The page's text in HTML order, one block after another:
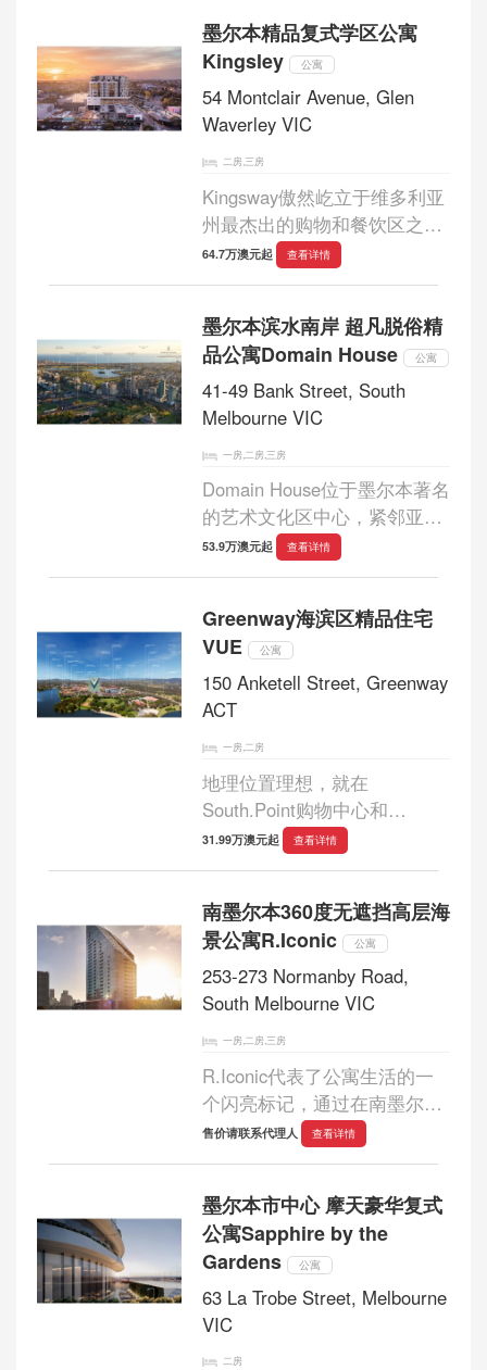
墨尔本精品复式学区公寓
Kingsley
公寓
54 Montclair Avenue, Glen
Waverley VIC
二房,三房
Kingsway傲然屹立于维多利亚
州最杰出的购物和餐饮区之
一，提供无与伦比的便利和无
可比拟的可及性。...
64.7万澳元起 查看详情
墨尔本滨水南岸 超凡脱俗精
品公寓Domain House
公寓
41-49 Bank Street, South
Melbourne VIC
一房,二房,三房
Domain House位于墨尔本著名
的艺术文化区中心，紧邻亚拉
河和市中心，地理位置极佳，
毗邻皇家植物园。...
53.9万澳元起 查看详情
Greenway海滨区精品住宅
VUE
公寓
150 Anketell Street, Greenway
ACT
一房,二房
地理位置理想，就在
South.Point购物中心和
Tuggeranong换乘站门口。...
31.99万澳元起 查看详情
南墨尔本360度无遮挡高层海
景公寓R.Iconic
公寓
253-273 Normanby Road,
South Melbourne VIC
一房,二房,三房
R.Iconic代表了公寓生活的一
个闪亮标记，通过在南墨尔本
这个不断变化的地方提供独特
售价请联系代理人 查看详情
墨尔本市中心 摩天豪华复式
公寓Sapphire by the
Gardens
公寓
63 La Trobe Street, Melbourne
VIC
二房